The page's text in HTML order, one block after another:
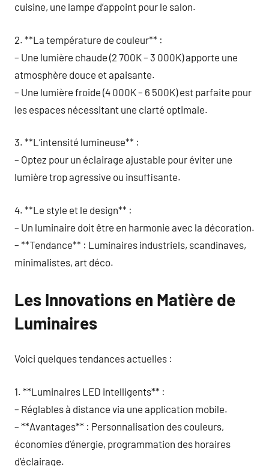
cuisine, une lampe d’appoint pour le salon.
2. **La température de couleur** :
– Une lumière chaude (2 700K – 3 000K) apporte une
atmosphère douce et apaisante.
– Une lumière froide (4 000K – 6 500K) est parfaite pour
les espaces nécessitant une clarté optimale.
3. **L’intensité lumineuse** :
– Optez pour un éclairage ajustable pour éviter une
lumière trop agressive ou insuffisante.
4. **Le style et le design** :
– Un luminaire doit être en harmonie avec la décoration.
– **Tendance** : Luminaires industriels, scandinaves,
minimalistes, art déco.
Les Innovations en Matière de
Luminaires
Voici quelques tendances actuelles :
1. **Luminaires LED intelligents** :
– Réglables à distance via une application mobile.
– **Avantages** : Personnalisation des couleurs,
économies d’énergie, programmation des horaires
d’éclairage.